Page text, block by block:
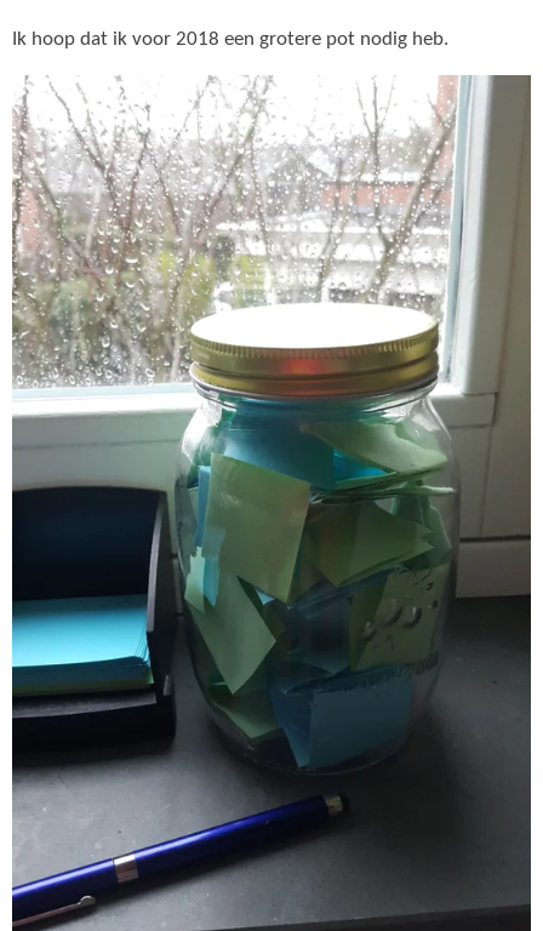
Ik hoop dat ik voor 2018 een grotere pot nodig heb.